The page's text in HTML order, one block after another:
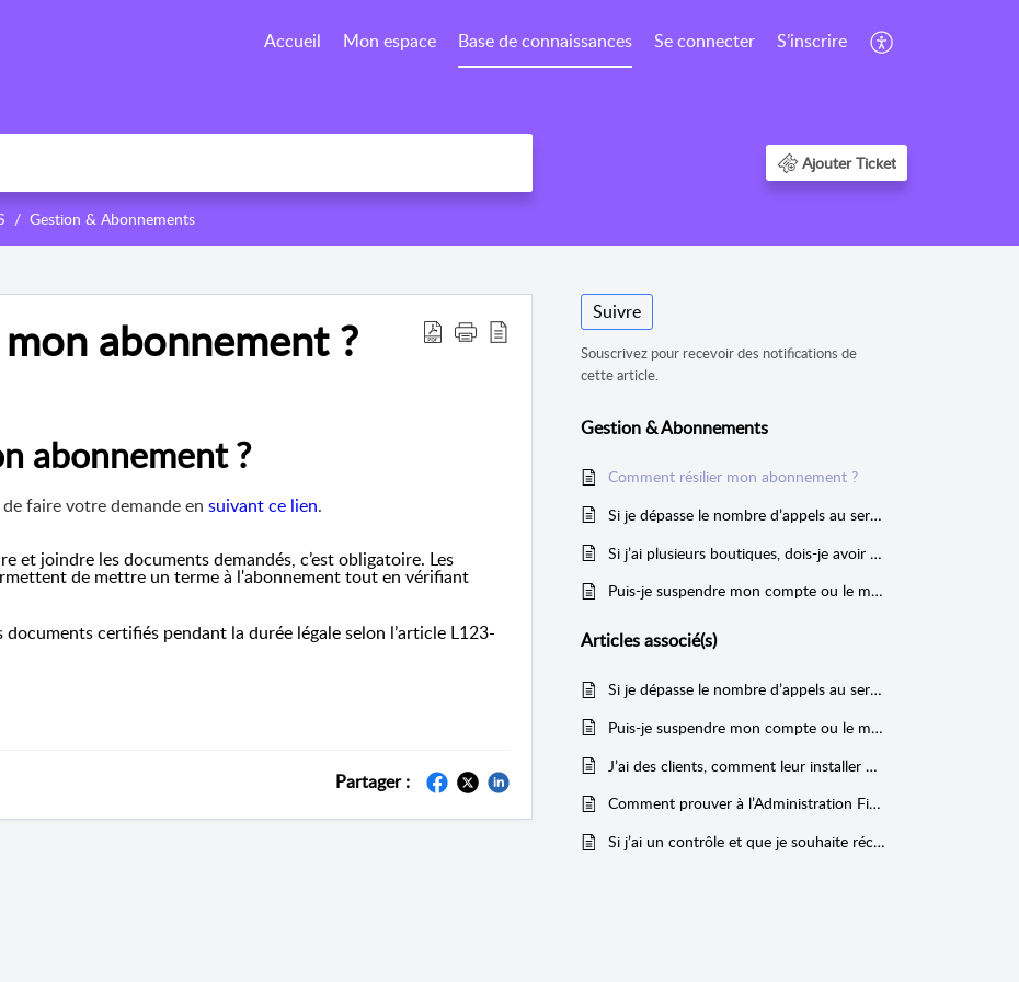
Accueil Mon espace Base de connaissances Se connecter S’inscrire
Ajouter Ticket
Gestion & Abonnements
abonnement ?
abonnement ?
faire votre demande en suivant ce lien.
et joindre les documents demandés, c’est obligatoire. Les
de mettre un terme à l'abonnement tout en vérifiant
certifiés pendant la durée légale selon l’article L123-
Partager :
Suivre
Souscrivez pour recevoir des notifications de
cette article.
Gestion & Abonnements
Comment résilier mon abonnement ?
Si je dépasse le nombre d’appels au serveur prévu dans mon abonnement, qu’est-ce qu’il se passe ?
Si j’ai plusieurs boutiques, dois-je avoir plusieurs abonnements ?
Puis-je suspendre mon compte ou le mettre en pause ?
Articlesassocié(s)
Si je dépasse le nombre d’appels au serveur prévu dans mon abonnement, qu’est-ce qu’il se passe ?
Puis-je suspendre mon compte ou le mettre en pause ?
J’ai des clients, comment leur installer Kiwiz ?
Comment prouver à l’Administration Fiscale que je suis en règle ?
Si j’ai un contrôle et que je souhaite récupérer mes factures, comment faire ?